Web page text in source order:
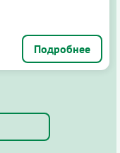
Подробнее